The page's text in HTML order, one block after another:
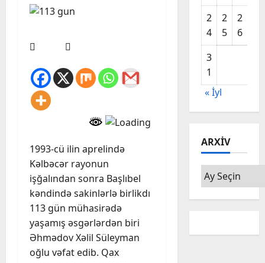
1993-cü ilin aprelində
Kəlbəcər rayonun
işğalından sonra Başlıbel
kəndində sakinlərlə birlikdı
113 gün mühasirədə
yaşamış əsgərlərdən biri
Əhmədov Xəlil Süleyman
oğlu vəfat edib. Qax
2
4
2
5
2
6
3
1
« İyl
ARXIV
Arxiv